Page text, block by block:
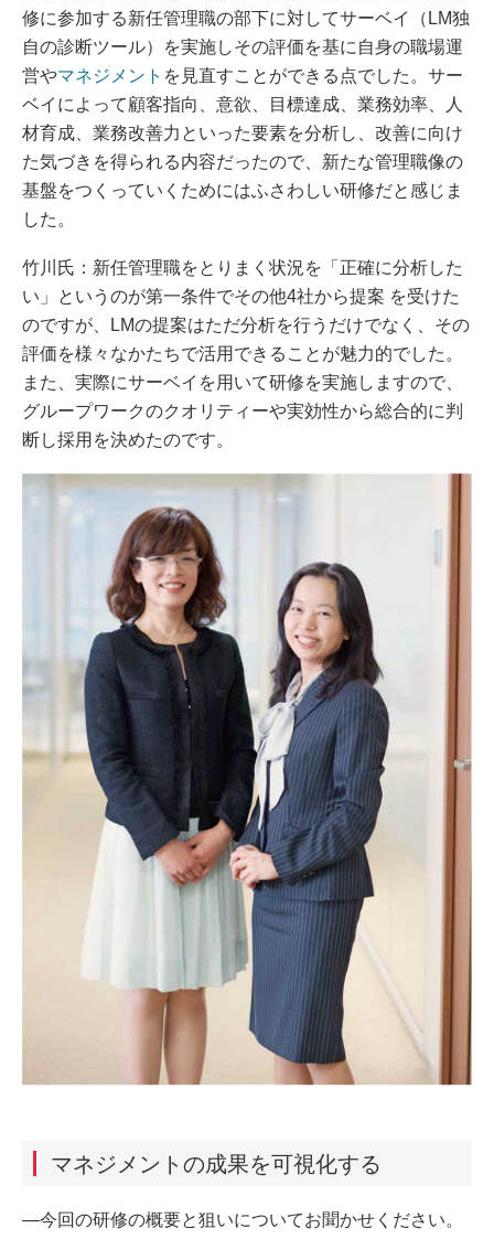
修に参加する新任管理職の部下に対してサーベイ（LM独
自の診断ツール）を実施しその評価を基に自身の職場運
営やマネジメント を見直すことができる点でした。サー
ベイによって顧客指向、意欲、目標達成、業務効率、人
材育成、業務改善力といった要素を分析し、改善に向け
た気づきを得られる内容だったので、新たな管理職像の
基盤をつくっていくためにはふさわしい研修だと感じま
した。
竹川氏：新任管理職をとりまく状況を「正確に分析した
い」というのが第一条件でその他4社から提案 を受けた
のですが、LMの提案はただ分析を行うだけでなく、その
評価を様々なかたちで活用できることが魅力的でした。
また、実際にサーベイを用いて研修を実施しますので、
グループワークのクオリティーや実効性から総合的に判
断し採用を決めたのです。
マネジメントの成果を可視化する
―今回の研修の概要と狙いについてお聞かせください。